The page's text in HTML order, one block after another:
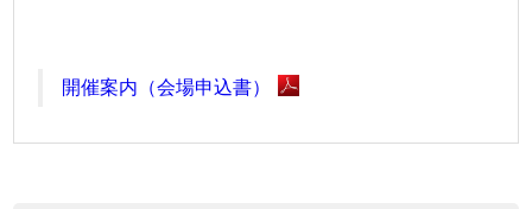
開催案内（会場申込書）